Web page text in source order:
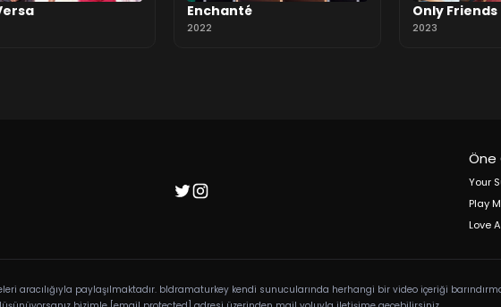
Enchanté
2022
Only Friends
2023
Öne
Your
Play
Love
aracılığıyla paylaşılmaktadır. bldramaturkey kendi sunucularında herhangi bir video içeriği